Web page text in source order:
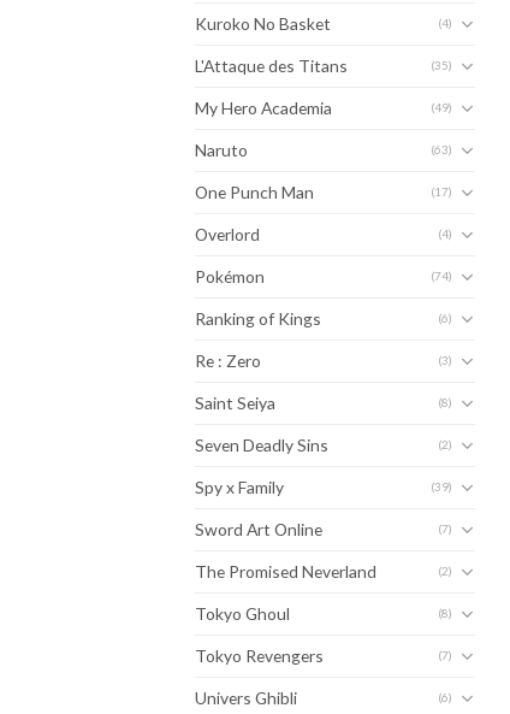
Kuroko No Basket (4)
L'Attaque des Titans (35)
My Hero Academia (49)
Naruto (63)
One Punch Man (17)
Overlord (4)
Pokémon (74)
Ranking of Kings (6)
Re : Zero (3)
Saint Seiya (8)
Seven Deadly Sins (2)
Spy x Family (39)
Sword Art Online (7)
The Promised Neverland (2)
Tokyo Ghoul (8)
Tokyo Revengers (7)
Univers Ghibli (6)